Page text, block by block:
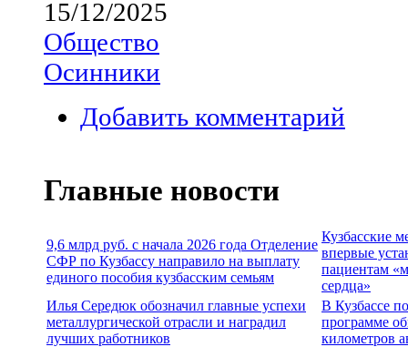
15/12/2025
Общество
Осинники
Добавить комментарий
Главные новости
9,6 млрд руб. с начала 2026 года Отделение
СФР по Кузбассу направило на выплату
единого пособия кузбасским семьям
Кузбасские
впервые
пациентам
сердца»
Илья Середюк обозначил главные успехи
металлургической отрасли и наградил
лучших работников
В Кузбассе
программе
километров